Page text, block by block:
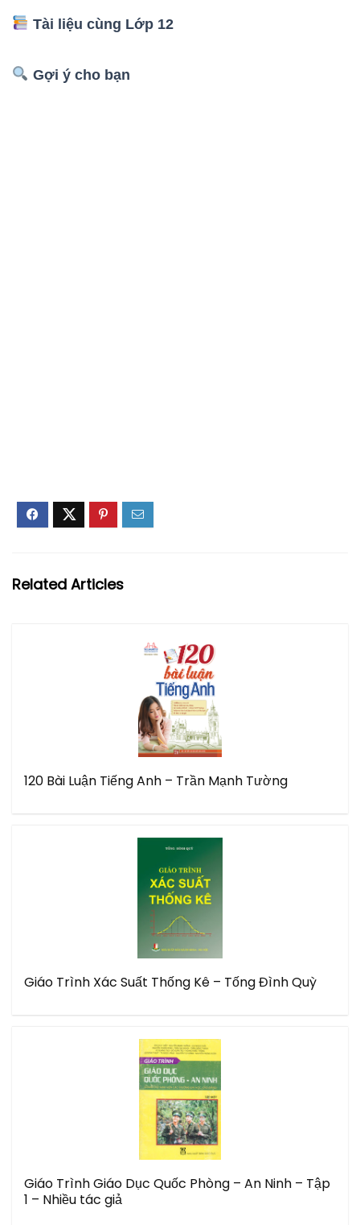
Tài liệu cùng Lớp 12
Gợi ý cho bạn
Related Articles
120 Bài Luận Tiếng Anh – Trần Mạnh Tường
Giáo Trình Xác Suất Thống Kê – Tống Đình Quỳ
Giáo Trình Giáo Dục Quốc Phòng – An Ninh – Tập
1 – Nhiều tác giả